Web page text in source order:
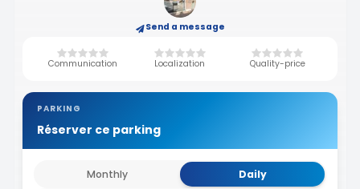
Send a message
Communication Localization Quality-price
PARKING
Réserver ce parking
Monthly
Daily